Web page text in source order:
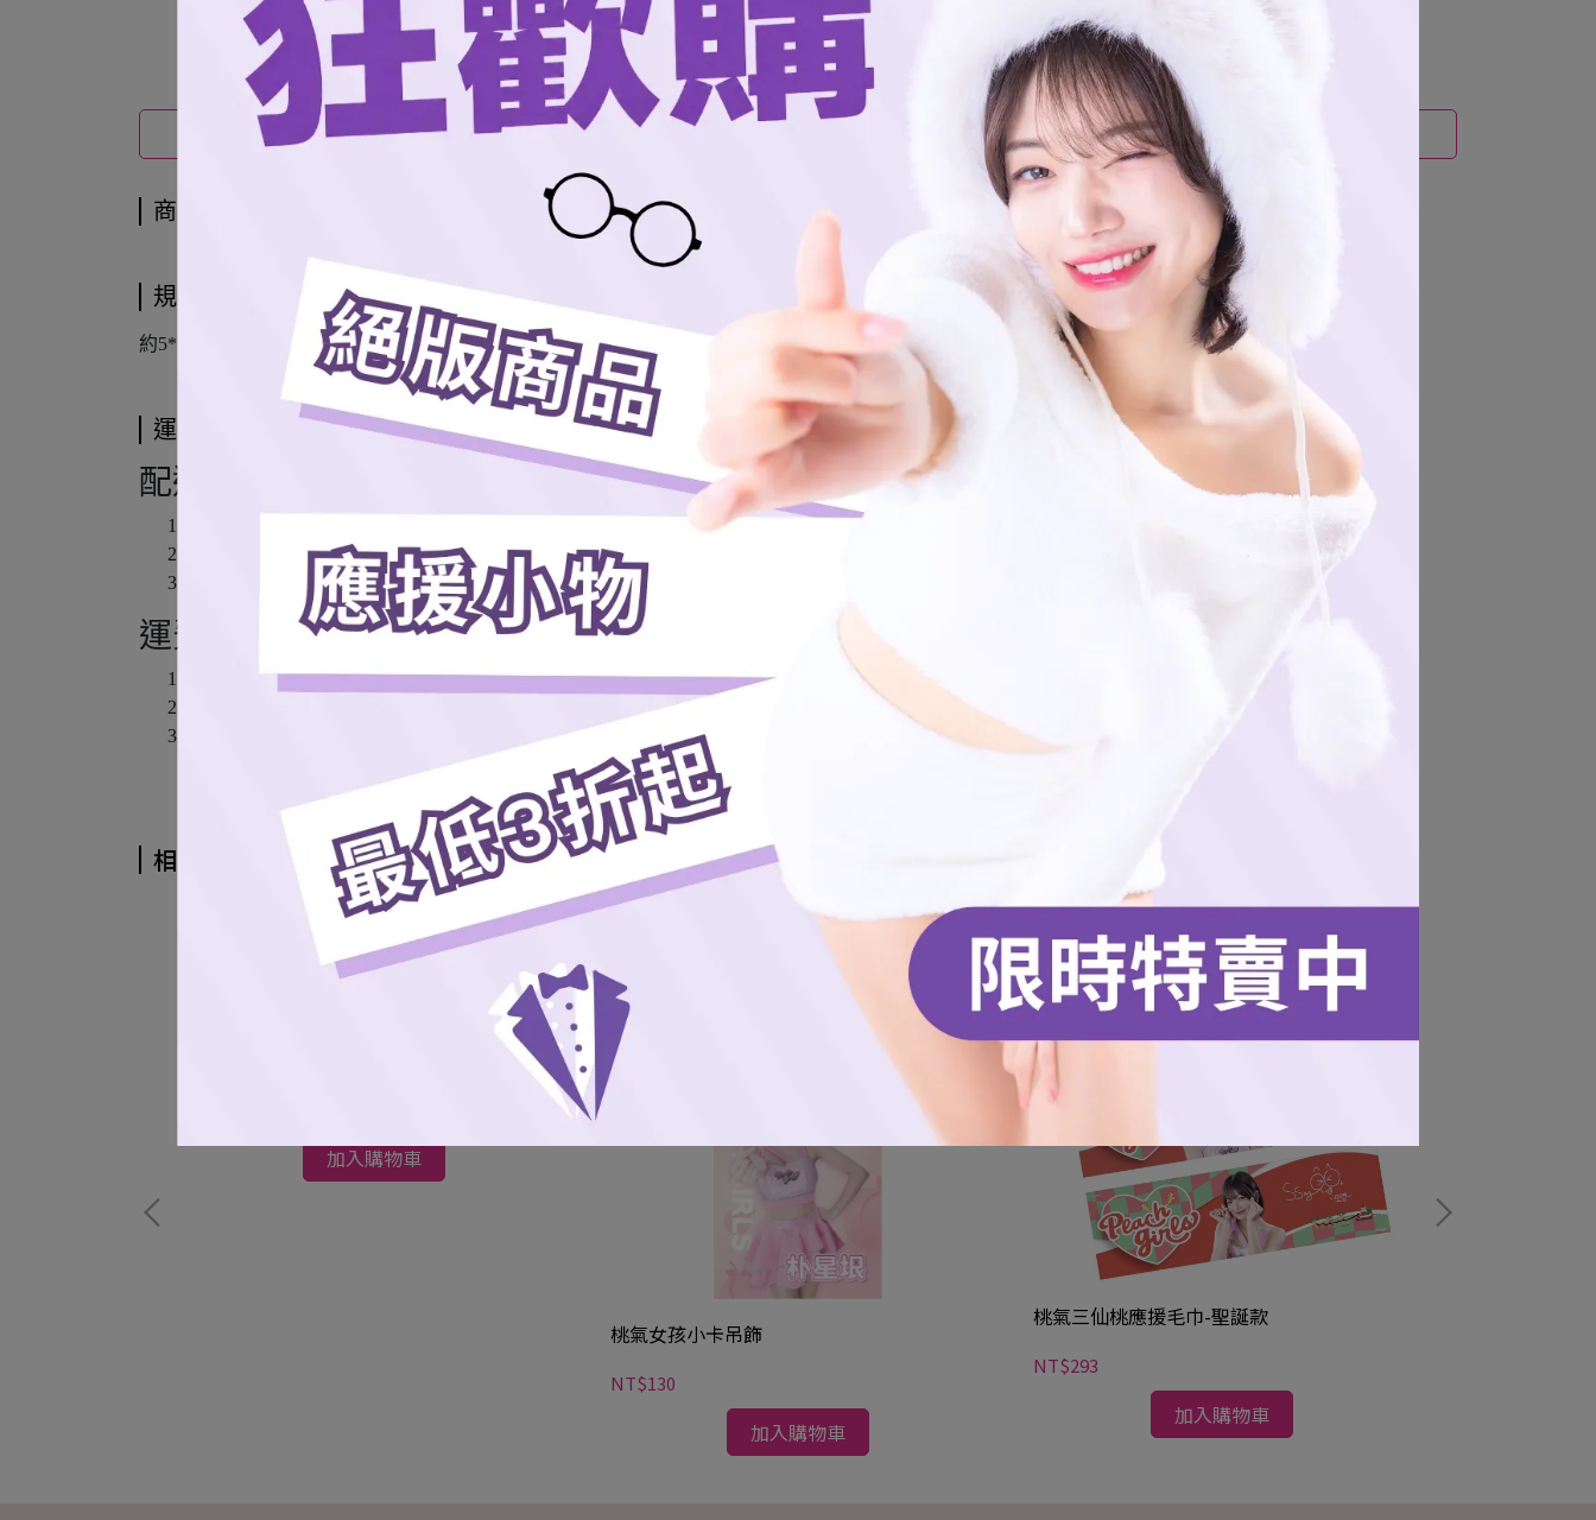
加入最愛
商品介紹 運送方式
商品介紹
規格說明
約5*13 cm
運送方式
配送方式
全家超商取貨 (僅限本島)
宅配通 (僅限本島)
運費說明
本島超商取貨 $60
貨運配送 $100 (*本島配送服務單筆訂單金額達新台幣1,499元以上，即可享免運。)
相關商品
加入購物車
桃氣女孩小卡吊飾
NT$130
加入購物車
桃氣三仙桃應援毛巾-聖誕款
NT$293
加入購物車